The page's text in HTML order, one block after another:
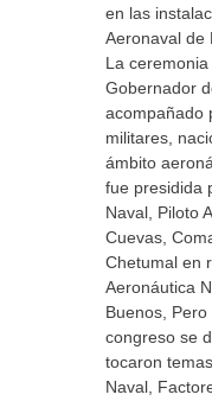
en las
Aeronaval de
La
Gobernador
acompañado
militares,
ámbito
fue presidida
Naval, Piloto
Cuevas,
Chetumal en
Aeronáutica
Buenos,
congreso se
tocaron
Naval,